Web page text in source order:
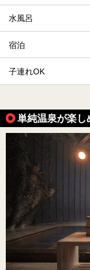
水風呂
宿泊
子連れOK
単純温泉が楽し